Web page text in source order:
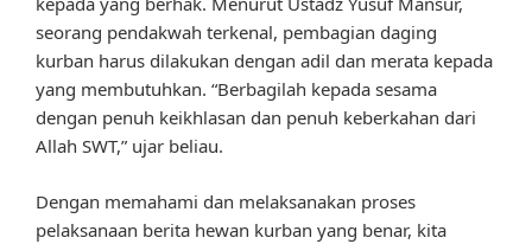
seorang pendakwah terkenal, pembagian daging
kurban harus dilakukan dengan adil dan merata kepada
yang membutuhkan. “Berbagilah kepada sesama
dengan penuh keikhlasan dan penuh keberkahan dari
Allah SWT,” ujar beliau.
Dengan memahami dan melaksanakan proses
pelaksanaan berita hewan kurban yang benar, kita